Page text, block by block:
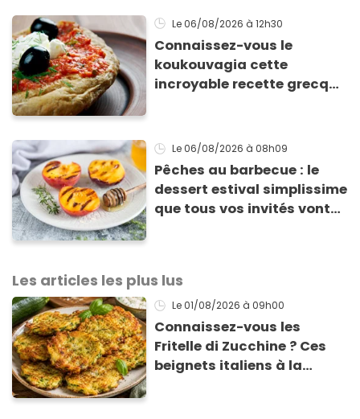
Le 06/08/2026 à 12h30
Connaissez-vous le
koukouvagia cette
incroyable recette grecque
Le 06/08/2026 à 08h09
Pêches au barbecue : le
dessert estival simplissime
que tous vos invités vont
Les articles les plus lus
Le 01/08/2026 à 09h00
Connaissez-vous les
Fritelle di Zucchine ? Ces
beignets italiens à la